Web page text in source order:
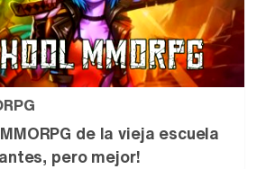
de la vieja escuela
pero mejor!